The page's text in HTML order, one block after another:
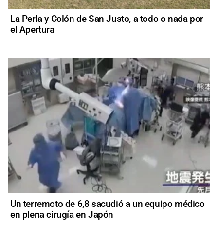
La Perla y Colón de San Justo, a todo o nada por
el Apertura
Un terremoto de 6,8 sacudió a un equipo médico
en plena cirugía en Japón